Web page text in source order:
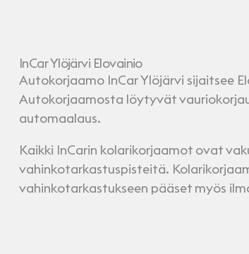
InCar Ylöjärvi Elovainio
Autokorjaamo InCar Ylöjärvi sijaitsee
Autokorjaamosta löytyvät
automaalaus.
Kaikki InCarin kolarikorjaamot ovat
vahinkotarkastuspisteitä.
vahinkotarkastukseen pääset myös